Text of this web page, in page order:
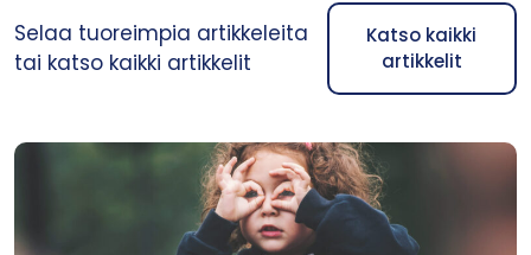
Selaa tuoreimpia artikkeleita
tai katso kaikki artikkelit
Katso kaikki
artikkelit